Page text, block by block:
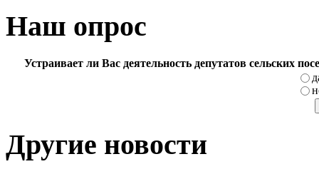
Наш опрос
Устраивает ли Вас деятельность депутатов сельских
Другие новости